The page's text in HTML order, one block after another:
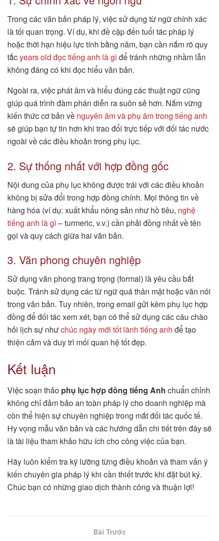
Trong các văn bản pháp lý, việc sử dụng từ ngữ chính xác
là tối quan trọng. Ví dụ, khi đề cập đến tuổi tác pháp lý
hoặc thời hạn hiệu lực tính bằng năm, bạn cần nắm rõ quy
tắcyears old đọc tiếng anh là gì để tránh những nhầm lẫn
không đáng có khi đọc hiểu văn bản.
Ngoài ra, việc phát âm và hiểu đúng các thuật ngữ cũng
giúp quá trình đàm phán diễn ra suôn sẻ hơn. Nắm vững
kiến thức cơ bản về nguyên âm và phụ âm trong tiếng anh
sẽ giúp bạn tự tin hơn khi trao đổi trực tiếp với đối tác nước
ngoài về các điều khoản trong phụ lục.
2. Sự thống nhất với hợp đồng gốc
Nội dung của phụ lục không được trái với các điều khoản
không bị sửa đổi trong hợp đồng chính. Mọi thông tin về
hàng hóa (ví dụ: xuất khẩu nông sản như hồ tiêu, nghệ
tiếng anh là gì – turmeric, v.v.) cần phải đồng nhất về tên
gọi và quy cách giữa hai văn bản.
3. Văn phong chuyên nghiệp
Sử dụng văn phong trang trọng (formal) là yêu cầu bắt
buộc. Tránh sử dụng các từ ngữ quá thân mật hoặc văn nói
trong văn bản. Tuy nhiên, trong email gửi kèm phụ lục hợp
đồng để đối tác xem xét, bạn có thể sử dụng các câu chào
hỏi lịch sự nhưchúc ngày mới tốt lành tiếng anh để tạo
thiện cảm và duy trì mối quan hệ tốt đẹp.
Kết luận
Việc soạn thảo phụ lục hợp đồng tiếng Anh chuẩn chỉnh
không chỉ đảm bảo an toàn pháp lý cho doanh nghiệp mà
còn thể hiện sự chuyên nghiệp trong mắt đối tác quốc tế.
Hy vọng mẫu văn bản và các hướng dẫn chi tiết trên đây sẽ
là tài liệu tham khảo hữu ích cho công việc của bạn.
Hãy luôn kiểm tra kỹ lưỡng từng điều khoản và tham vấn ý
kiến chuyên gia pháp lý khi cần thiết trước khi đặt bút ký.
Chúc bạn có những giao dịch thành công và thuận lợi!
Bài Trước